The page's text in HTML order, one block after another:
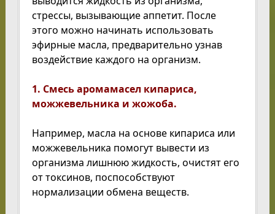
стрессы, вызывающие аппетит. После
этого можно начинать использовать
эфирные масла, предварительно узнав
воздействие каждого на организм.
1. Смесь аромамасел кипариса,
можжевельника и жожоба.
Например, масла на основе кипариса или
можжевельника помогут вывести из
организма лишнюю жидкость, очистят его
от токсинов, поспособствуют
нормализации обмена веществ.